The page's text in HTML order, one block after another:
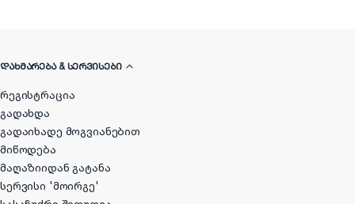
ᲓᲐᲮᲛᲐᲠᲔᲑᲐ & ᲡᲔᲠᲕᲘᲡᲔᲑᲘ
რეგისტრაცია
გადახდა
გადაიხადე მოგვიანებით
მიწოდება
მაღაზიიდან გატანა
სერვისი 'მოირგე'